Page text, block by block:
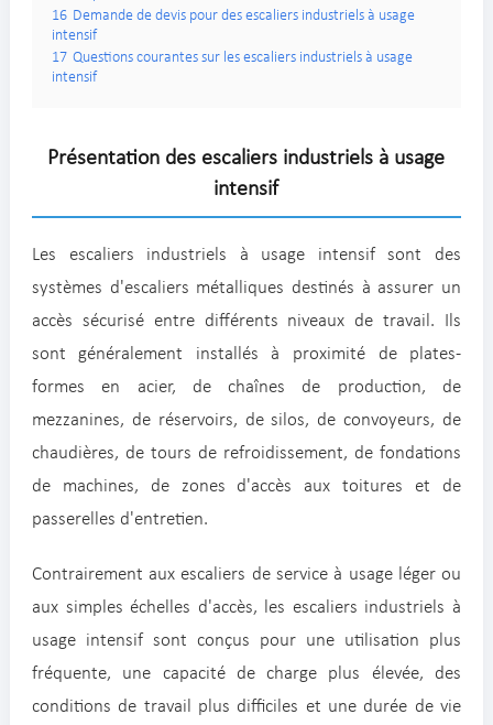
16 Demande de devis pour des escaliers industriels à usage
intensif
17 Questions courantes sur les escaliers industriels à usage
intensif
Présentation des escaliers industriels à usage
intensif
Les escaliers industriels à usage intensif sont des
systèmes d'escaliers métalliques destinés à assurer un
accès sécurisé entre différents niveaux de travail. Ils
sont généralement installés à proximité de plates-
formes en acier, de chaînes de production, de
mezzanines, de réservoirs, de silos, de convoyeurs, de
chaudières, de tours de refroidissement, de fondations
de machines, de zones d'accès aux toitures et de
passerelles d'entretien.
Contrairement aux escaliers de service à usage léger ou
aux simples échelles d'accès, les escaliers industriels à
usage intensif sont conçus pour une utilisation plus
fréquente, une capacité de charge plus élevée, des
conditions de travail plus difficiles et une durée de vie